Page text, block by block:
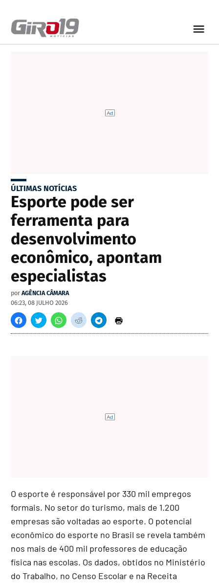
ÚLTIMAS NOTÍCIAS
Esporte pode ser
ferramenta para
desenvolvimento
econômico, apontam
especialistas
por AGÊNCIA CÂMARA
06:23, 08 JULHO 2026
O esporte é responsável por 330 mil empregos
formais. No setor do turismo, mais de 1.200
empresas são voltadas ao esporte. O potencial
econômico do esporte no Brasil se revela também
nos mais de 400 mil professores de educação
física nas escolas. Os dados, obtidos no Ministério
do Trabalho, no Censo Escolar e na Receita